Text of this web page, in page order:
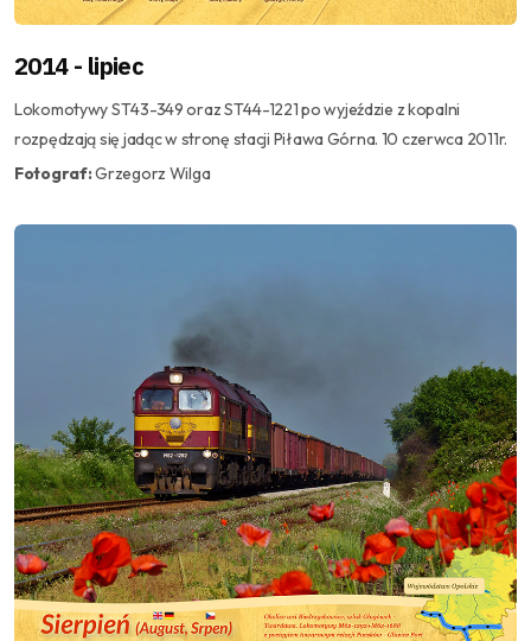
2014 - lipiec
Lokomotywy ST43-349 oraz ST44-1221 po wyjeździe z kopalni
rozpędzają się jadąc w stronę stacji Piława Górna. 10 czerwca 2011r.
Fotograf:Grzegorz Wilga